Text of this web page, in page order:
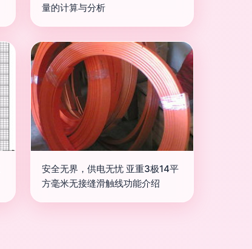
量的计算与分析
安全无界，供电无忧 亚重3极14平
方毫米无接缝滑触线功能介绍